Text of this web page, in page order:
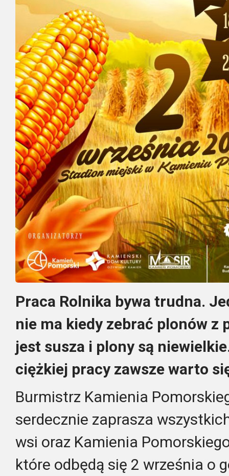
Praca Rolnika bywa trudna.
nie ma kiedy zebrać plonów z
jest susza i plony są
ciężkiej pracy zawsze warto
Burmistrz Kamienia
serdecznie zaprasza
wsi oraz Kamienia
które odbędą się 2 września o